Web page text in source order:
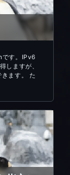
です。IPv6
しますが、
ます。 た